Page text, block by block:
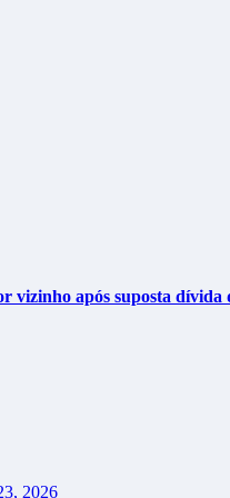
vizinho após suposta dívida
2026